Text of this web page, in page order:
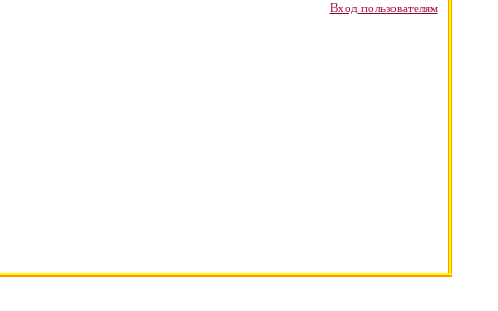
Вход пользователям